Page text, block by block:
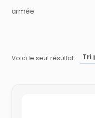
armée
Voici le seul résultat